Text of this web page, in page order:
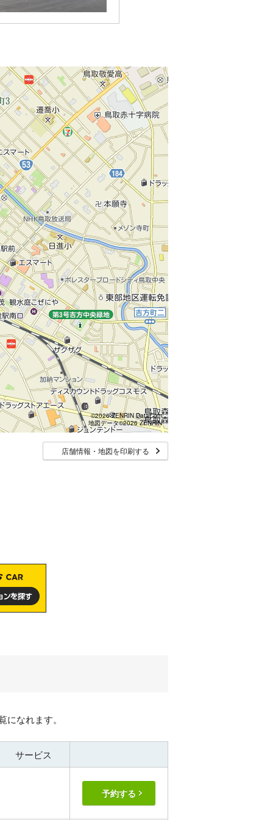
©2026 ZENRIN DataCom
地図データ©2026 ZENRIN
店舗情報・地図を印刷する
なれます。
サービス
予約する